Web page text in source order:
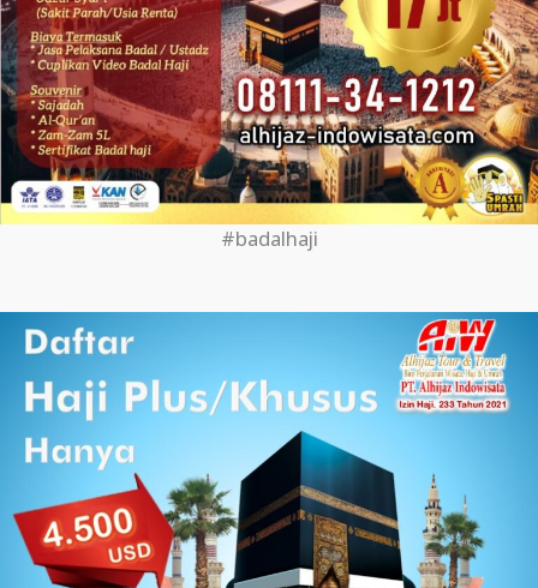
#badalhaji